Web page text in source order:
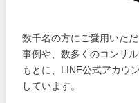
数千名の方にご愛用いた
事例や、数多くのコンサ
もとに、LINE公式アカウ
しています。